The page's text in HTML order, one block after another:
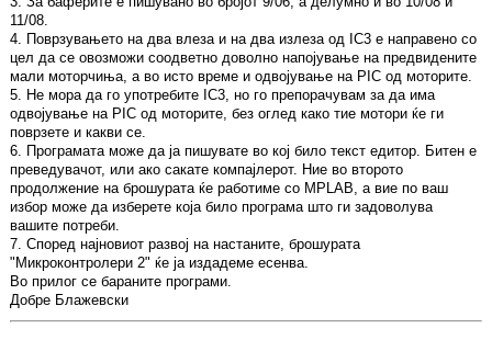
11/08.
4. Поврзувањето на два влеза и на два излеза од IC3 е направено со
цел да се овозможи соодветно доволно напојување на предвидените
мали моторчиња, а во исто време и одвојување на PIC од моторите.
5. Не мора да го употребите IC3, но го препорачувам за да има
одвојување на PIC од моторите, без оглед како тие мотори ќе ги
поврзете и какви се.
6. Програмата може да ја пишувате во кој било текст едитор. Битен е
преведувачот, или ако сакате компајлерот. Ние во второто
продолжение на брошурата ќе работиме со MPLAB, а вие по ваш
избор може да изберете која било програма што ги задоволува
вашите потреби.
7. Според најновиот развој на настаните, брошурата
"Микроконтролери 2" ќе ја издадеме есенва.
Во прилог се бараните програми.
Добре Блажевски